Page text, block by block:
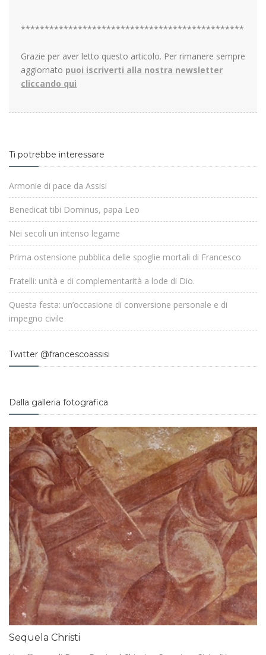
***********************************************
Grazie per aver letto questo articolo. Per rimanere sempre
aggiornato puoi iscriverti alla nostra newsletter
cliccando qui
Ti potrebbe interessare
Armonie di pace da Assisi
Benedicat tibi Dominus, papa Leo
Nei secoli un intenso legame
Prima ostensione pubblica delle spoglie mortali di Francesco
Fratelli: unità e di complementarità a lode di Dio.
Questa festa: un’occasione di conversione personale e di
impegno civile
Twitter @francescoassisi
Dalla galleria fotografica
Sequela Christi